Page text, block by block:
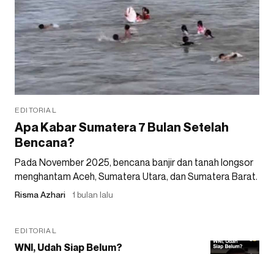
EDITORIAL
Apa Kabar Sumatera 7 Bulan Setelah
Bencana?
Pada November 2025, bencana banjir dan tanah longsor
menghantam Aceh, Sumatera Utara, dan Sumatera Barat.
Risma Azhari 1 bulan lalu
EDITORIAL
WNI, Udah Siap Belum?